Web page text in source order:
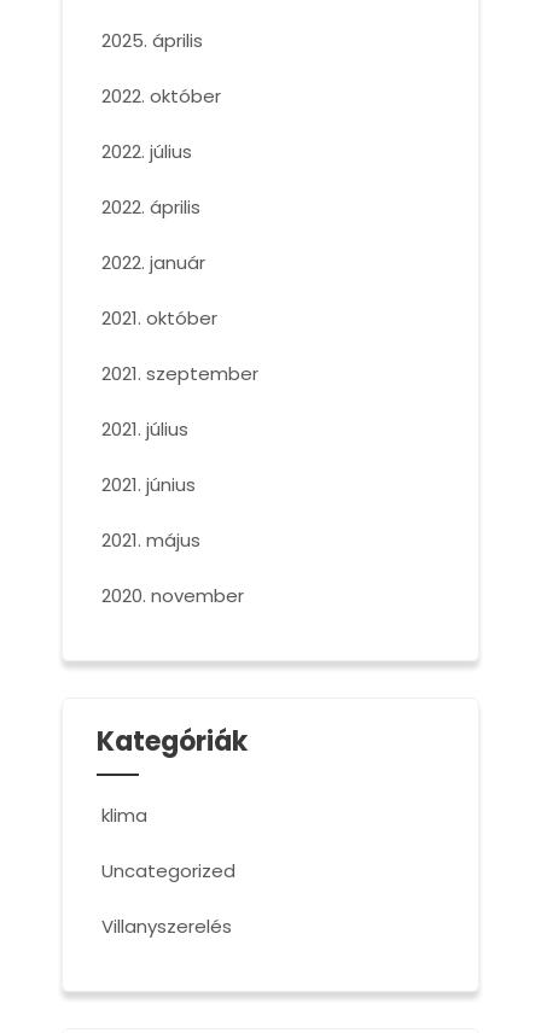
2025. április
2022. október
2022. július
2022. április
2022. január
2021. október
2021. szeptember
2021. július
2021. június
2021. május
2020. november
Kategóriák
klima
Uncategorized
Villanyszerelés